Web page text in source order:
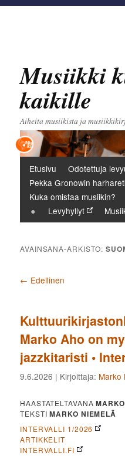
Musiikki
kaikille
Aiheita musiikista ja
Päävalikko
Etusivu
Odotettuja
Pekka Gronowin
Kuka omistaa musiikin?
Levyhyllyt
AVAINSANA-ARKISTO:
Artikkelien selaus
← Edellinen
Marko Aho on
jazzkitaristi •
9.6.2026 | Kirjoittaja: Marko
HAASTATELTAVANA
TEKSTIMARKO NIEMELÄ
INTERVALLI 1/2026
ARTIKKELIT
INTERVALLI.FI